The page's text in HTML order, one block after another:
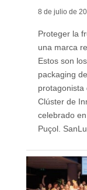
8 de julio de
Proteger la
una marca
Estos son
packaging
protagonista
Clúster de
celebrado
Puçol.